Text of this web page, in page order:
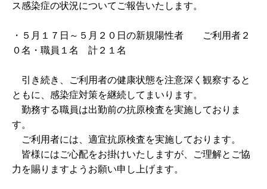
ス感染症の状況についてご報告いたします。
・５月１７日～５月２０日の新規陽性者 ご利用者２
０名・職員１名 計２１名
引き続き、ご利用者の健康状態を注意深く観察すると
ともに、感染症対策を継続してまいります。
勤務する職員は出勤前の抗原検査を実施しておりま
す。
ご利用者には、適宜抗原検査を実施しております。
皆様にはご心配をお掛けいたしますが、ご理解とご協
力を賜りますようお願い申し上げます。